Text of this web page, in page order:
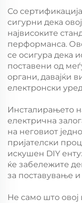
Со
сигурни дека
највисоките
перформанса.
се осигура дека
поставени од
органи, давајќи
електронски
Инсталирањето
електрична
на неговиот
пријателски
искушен DIY
ќе забележите
за поставување
Не само што